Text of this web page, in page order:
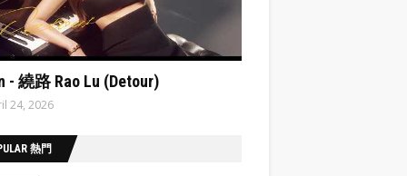
- 繞路 Rao Lu (Detour)
24, 2026
熱門